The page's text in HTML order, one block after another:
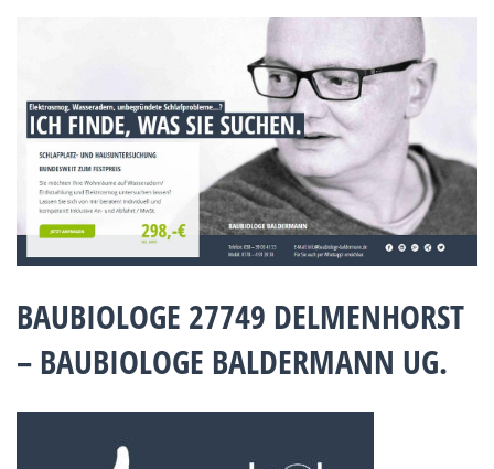
BAUBIOLOGE 27749 DELMENHORST
– BAUBIOLOGE BALDERMANN UG.